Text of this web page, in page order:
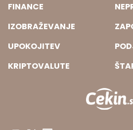
FINANCE
IZOBRAŽEVANJE
UPOKOJITEV
KRIPTOVALUTE